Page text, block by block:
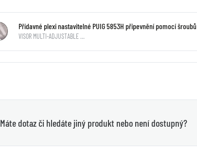
Přídavné plexi nastavitelné PUIG 5853H připevnění pomocí
VISOR MULTI-ADJUSTABLE …
Máte dotaz či hledáte jiný produkt nebo není dostupný?